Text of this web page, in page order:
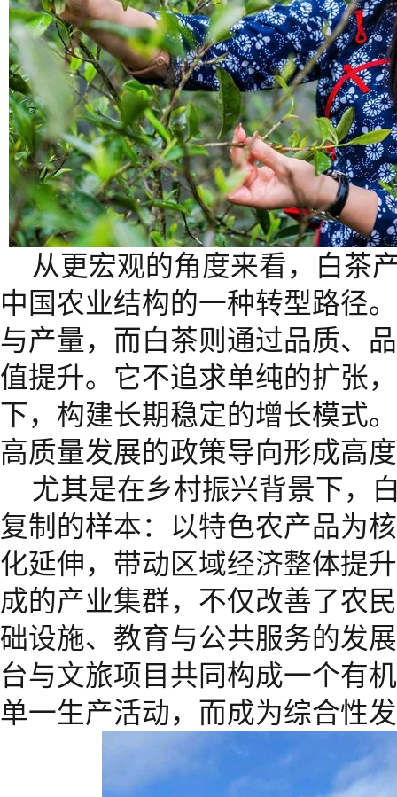
从更宏观的角度来看，白茶
中国农业结构的一种转型路径
与产量，而白茶则通过品质、
值提升。它不追求单纯的扩张
下，构建长期稳定的增长模式
高质量发展的政策导向形成高
尤其是在乡村振兴背景下，
复制的样本：以特色农产品为
化延伸，带动区域经济整体提
成的产业集群，不仅改善了农
础设施、教育与公共服务的发
台与文旅项目共同构成一个有
单一生产活动，而成为综合性